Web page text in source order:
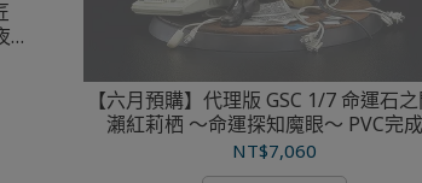
【六月預購】代理版 GSC 1/7 命運石
瀨紅莉栖 ～命運探知魔眼～ PVC完
NT$7,060